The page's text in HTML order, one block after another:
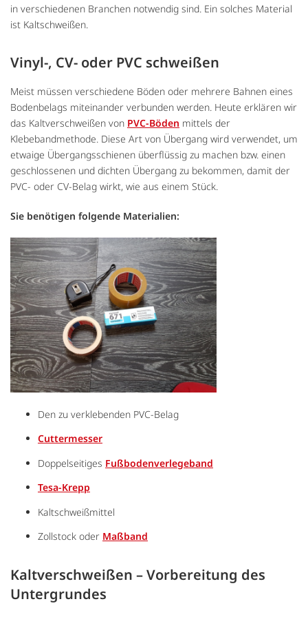
in verschiedenen Branchen notwendig sind. Ein solches Material
ist Kaltschweißen.
Vinyl-, CV- oder PVC schweißen
Meist müssen verschiedene Böden oder mehrere Bahnen eines
Bodenbelags miteinander verbunden werden. Heute erklären wir
das Kaltverschweißen von PVC-Böden mittels der
Klebebandmethode. Diese Art von Übergang wird verwendet, um
etwaige Übergangsschienen überflüssig zu machen bzw. einen
geschlossenen und dichten Übergang zu bekommen, damit der
PVC- oder CV-Belag wirkt, wie aus einem Stück.
Sie benötigen folgende Materialien:
Den zu verklebenden PVC-Belag
Cuttermesser
Doppelseitiges Fußbodenverlegeband
Tesa-Krepp
Kaltschweißmittel
Zollstock oder Maßband
Kaltverschweißen – Vorbereitung des
Untergrundes